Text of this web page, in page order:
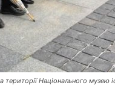
Національного музею